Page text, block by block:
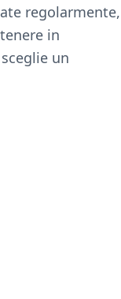
regolarmente,
in
un